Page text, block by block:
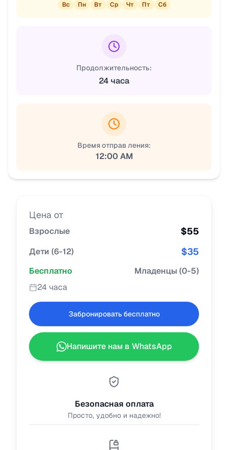
Вс Пн Вт Ср Чт Пт Сб
Продолжительность:
24 часа
Время отправ ления:
12:00 AM
Цена от
Взрослые $55
Дети (6-12) $35
Бесплатно Младенцы(0-5)
24 часа
Забронировать бесплатно
Напишите нам в WhatsApp
Безопасная оплата
Просто, удобно и надежно!